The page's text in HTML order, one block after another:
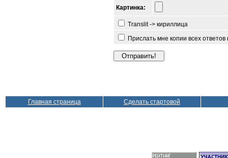
Картинка:
Translit -> кириллица
Прислать мне копии всех
Главная страница Сделать стартовой